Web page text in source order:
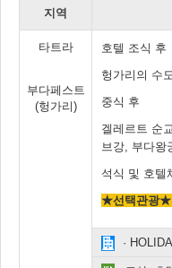
지역
타트라
부다페스트
(헝가리)
호텔 조식 후
헝가리의 수
중식 후
겔레르트 순
브강, 부다왕
석식 및 호텔
★선택관광★
·